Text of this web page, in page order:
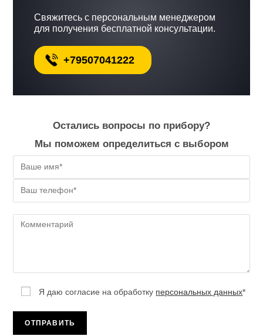
Свяжитесь с персональным менеджером
для получения бесплатной консультации.
+79507041222
Остались вопросы по прибору?
Мы поможем определиться с выбором
Я даю согласие на обработку персональных данных*